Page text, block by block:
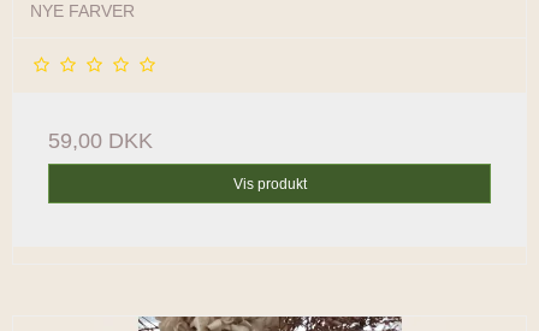
NYE FARVER
59,00 DKK
Vis produkt